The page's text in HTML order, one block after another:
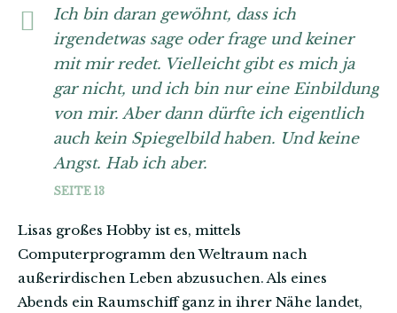
Ich bin daran gewöhnt, dass ich
irgendetwas sage oder frage und keiner
mit mir redet. Vielleicht gibt es mich ja
gar nicht, und ich bin nur eine Einbildung
von mir. Aber dann dürfte ich eigentlich
auch kein Spiegelbild haben. Und keine
Angst. Hab ich aber.
SEITE 13
Lisas großes Hobby ist es, mittels
Computerprogramm den Weltraum nach
außerirdischen Leben abzusuchen. Als eines
Abends ein Raumschiff ganz in ihrer Nähe landet,